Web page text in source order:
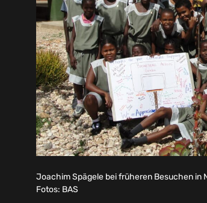
Joachim Spägele bei früheren Besuchen in
Fotos: BAS